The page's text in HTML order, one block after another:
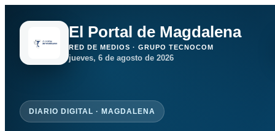
El Portal de Magdalena
RED DE MEDIOS · GRUPO TECNOCOM
jueves, 6 de agosto de 2026
DIARIO DIGITAL · MAGDALENA